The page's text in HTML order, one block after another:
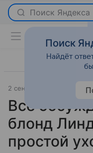
Поиск Яндекса
2 сентября 2025 Леди
Все
блонд
простой
Поиск
Найдёт